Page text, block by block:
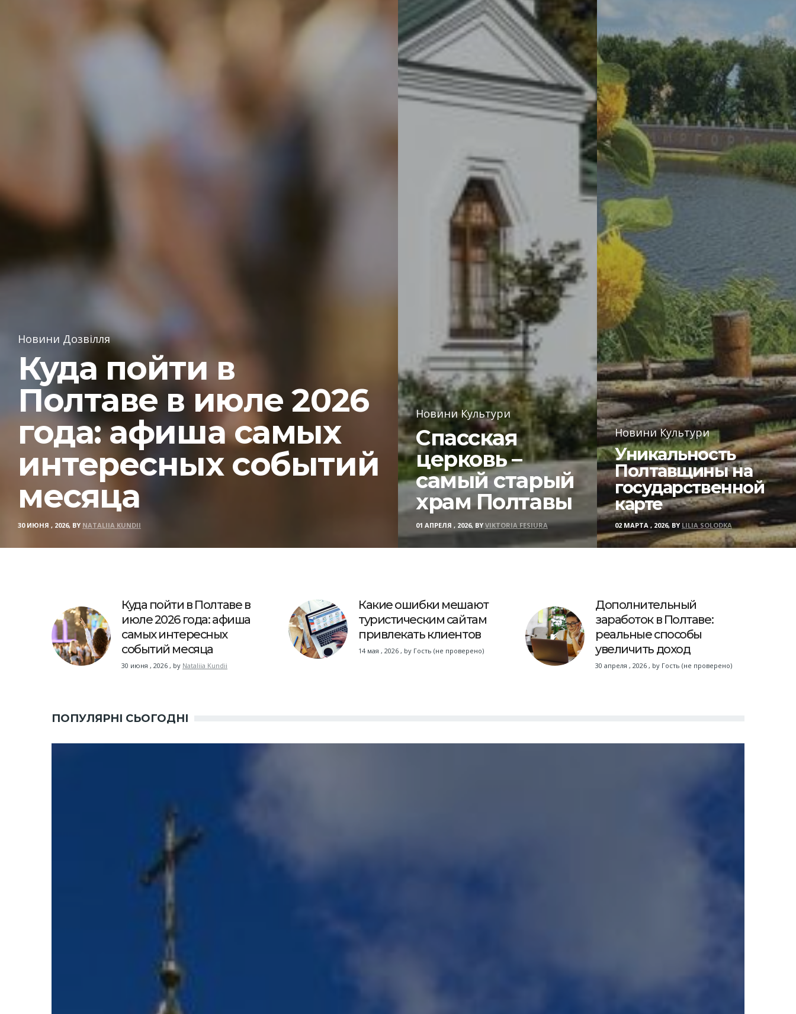
Новини Дозвілля
Куда пойти в
Полтаве в июле 2026
года: афиша самых
интересных событий
месяца
30 ИЮНЯ , 2026, BY NATALIIA KUNDII
Новини Культури
Спасская
церковь –
самый старый
храм Полтавы
01 АПРЕЛЯ , 2026, BY VIKTORIA FESIURA
Новини Культури
Уникальность
Полтавщины на
государственной
карте
02 МАРТА , 2026, BY LILIA SOLODKA
Куда пойти в Полтаве в
июле 2026 года: афиша
самых интересных
событий месяца
30 июня , 2026 , by Nataliia Kundii
Какие ошибки мешают
туристическим сайтам
привлекать клиентов
14 мая , 2026, by Гость (не проверено)
Дополнительный
заработок в Полтаве:
реальные способы
увеличить доход
30 апреля , 2026, by Гость (не проверено)
ПОПУЛЯРНІ СЬОГОДНІ